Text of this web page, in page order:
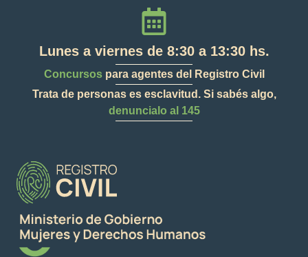
Lunes a viernes de 8:30 a 13:30 hs.
Concursos para agentes del Registro Civil
Trata de personas es esclavitud. Si sabés algo,
denuncialo al 145